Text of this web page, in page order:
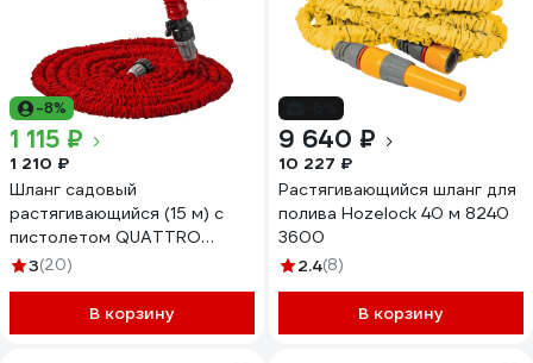
-8%
1 115 ₽
1 210 ₽
Шланг садовый
растягивающийся (15 м) с
пистолетом QUATTRO
ELEMENTI 241-239
3(20)
В корзину
9 640 ₽
10 227 ₽
Растягивающийся шланг для
полива Hozelock 40 м 8240
3600
2.4(8)
В корзину